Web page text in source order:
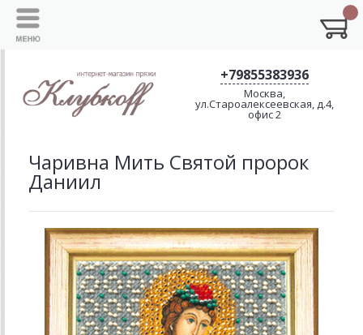
+79855383936
Москва,
ул.Староалексеевская, д.4,
офис 2
Чаривна Мить Святой пророк
Даниил